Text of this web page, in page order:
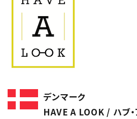
デンマーク
HAVE A LOOK / ハブ・